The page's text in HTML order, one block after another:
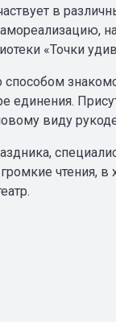
в
«Точки
единения.
виду
чтения, в